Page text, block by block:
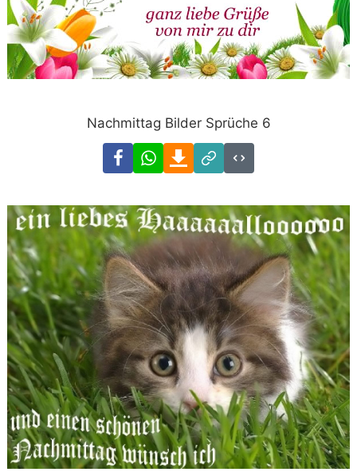
Nachmittag Bilder Sprüche 6
FacebookWhatsAppDownload
Link
Code